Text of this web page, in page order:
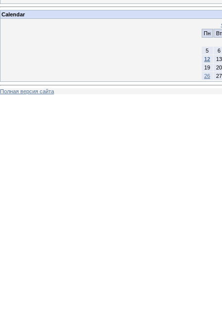
Calendar
Пн
Вт
5
6
12
13
19
20
26
27
Полная версия сайта